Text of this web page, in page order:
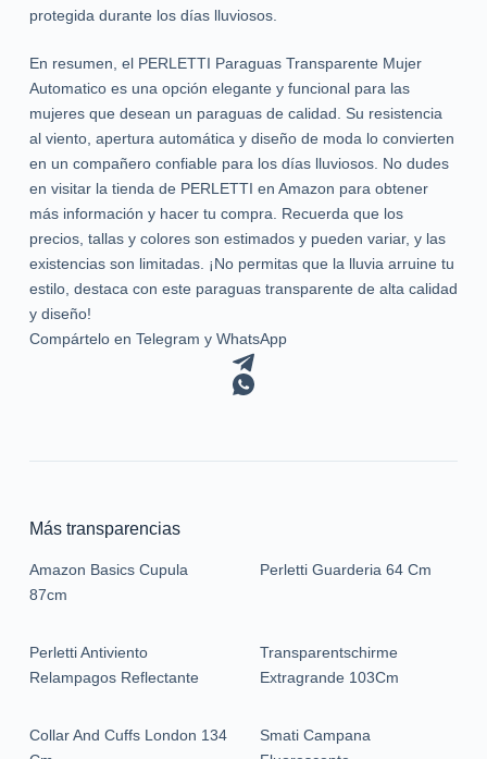
protegida durante los días lluviosos.
En resumen, el PERLETTI Paraguas Transparente Mujer
Automatico es una opción elegante y funcional para las
mujeres que desean un paraguas de calidad. Su resistencia
al viento, apertura automática y diseño de moda lo convierten
en un compañero confiable para los días lluviosos. No dudes
en visitar la tienda de PERLETTI en Amazon para obtener
más información y hacer tu compra. Recuerda que los
precios, tallas y colores son estimados y pueden variar, y las
existencias son limitadas. ¡No permitas que la lluvia arruine tu
estilo, destaca con este paraguas transparente de alta calidad
y diseño!
Compártelo en Telegram y WhatsApp
Más transparencias
Amazon Basics Cupula
87cm
Perletti Guarderia 64 Cm
Perletti Antiviento
Relampagos Reflectante
Transparentschirme
Extragrande 103Cm
Collar And Cuffs London 134
Smati Campana